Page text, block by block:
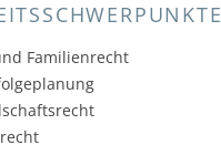
Familienrecht